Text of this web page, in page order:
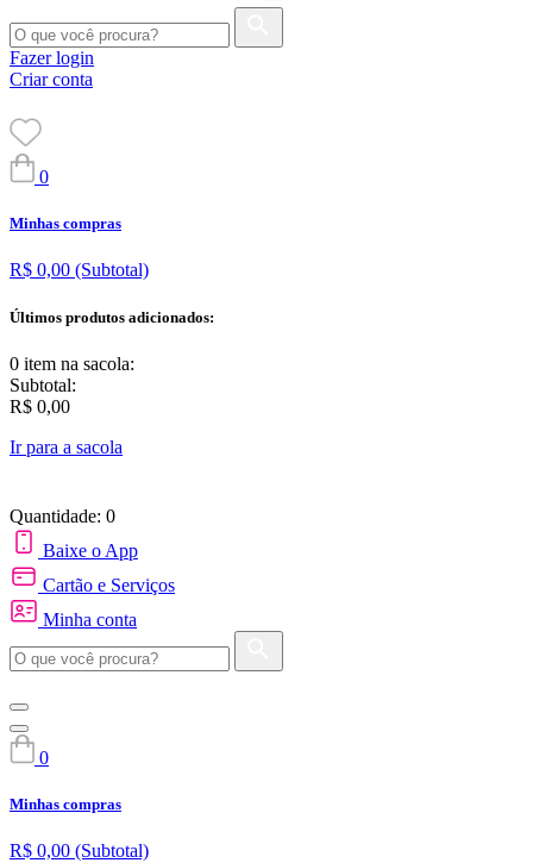
Fazer login
Criar conta
0
Minhas compras
R$ 0,00 (Subtotal)
Últimos produtos adicionados:
0 item na sacola:
Subtotal:
R$ 0,00
Ir para a sacola
Quantidade: 0
Baixe o App
Cartão e Serviços
Minha conta
0
Minhas compras
R$ 0,00 (Subtotal)